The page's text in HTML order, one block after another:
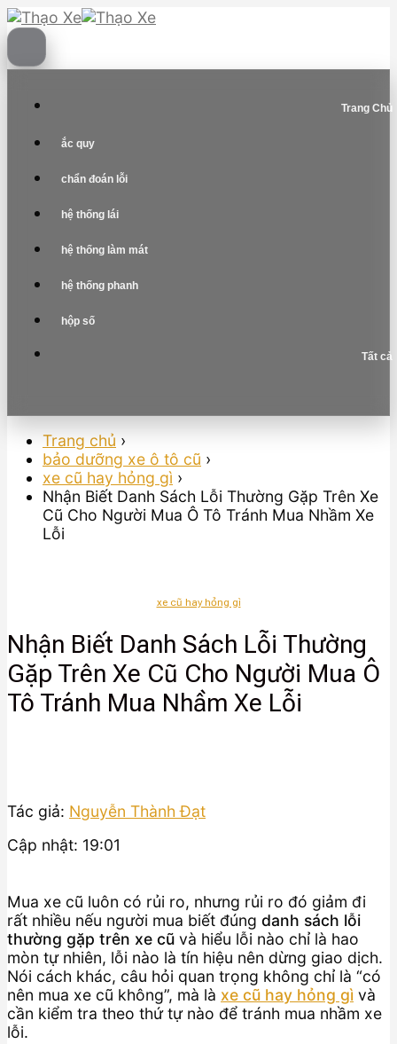
Skip
to
content
Trang Chủ
ắc quy
chẩn đoán lỗi
hệ thống lái
hệ thống làm mát
hệ thống phanh
hộp số
Tất cả
Trang chủ ›
bảo dưỡng xe ô tô cũ ›
xe cũ hay hỏng gì ›
Nhận Biết Danh Sách Lỗi Thường Gặp Trên Xe
Cũ Cho Người Mua Ô Tô Tránh Mua Nhầm Xe
Lỗi
xe cũ hay hỏng gì
Nhận Biết Danh Sách Lỗi Thường
Gặp Trên Xe Cũ Cho Người Mua Ô
Tô Tránh Mua Nhầm Xe Lỗi
Tác giả: Nguyễn Thành Đạt
Cập nhật: 19:01
Mua xe cũ luôn có rủi ro, nhưng rủi ro đó giảm đi
rất nhiều nếu người mua biết đúng danh sách lỗi
thường gặp trên xe cũ và hiểu lỗi nào chỉ là hao
mòn tự nhiên, lỗi nào là tín hiệu nên dừng giao dịch.
Nói cách khác, câu hỏi quan trọng không chỉ là “có
nên mua xe cũ không”, mà là xe cũ hay hỏng gì và
cần kiểm tra theo thứ tự nào để tránh mua nhầm xe
lỗi.